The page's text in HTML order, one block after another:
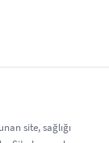
site, sağlığı